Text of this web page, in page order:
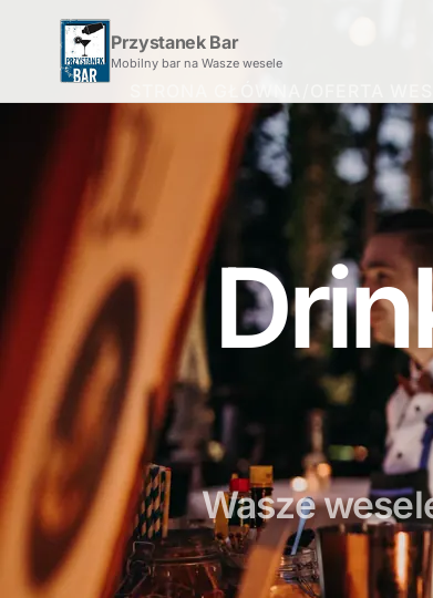
Przystanek Bar
Mobilny bar na Wasze wesele
Wasze